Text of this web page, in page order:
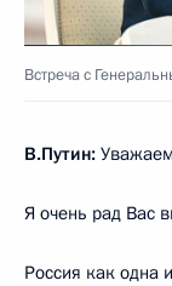
Встреча с
В.Путин:
Я очень рад Вас
Россия как одна